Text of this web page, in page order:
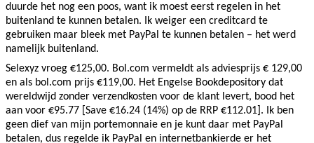
duurde het nog een poos, want ik moest eerst regelen in het
buitenland te kunnen betalen. Ik weiger een creditcard te
gebruiken maar bleek met PayPal te kunnen betalen – het werd
namelijk buitenland.
Selexyz vroeg €125,00. Bol.com vermeldt als adviesprijs € 129,00
en als bol.com prijs €119,00. Het Engelse Bookdepository dat
wereldwijd zonder verzendkosten voor de klant levert, bood het
aan voor €95.77 [Save €16.24 (14%) op de RRP €112.01]. Ik ben
geen dief van mijn portemonnaie en je kunt daar met PayPal
betalen, dus regelde ik PayPal en internetbankierde er het